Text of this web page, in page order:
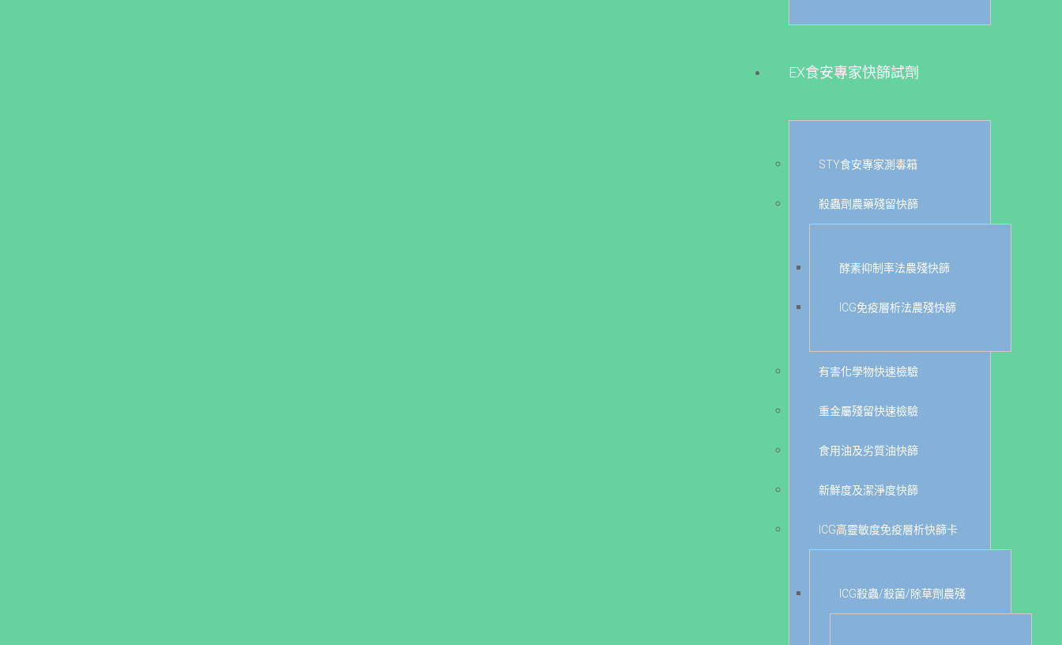
EX食安專家快篩試劑
STY食安專家測毒箱
殺蟲劑農藥殘留快篩
酵素抑制率法農殘快篩
ICG免疫層析法農殘快篩
有害化學物快速檢驗
重金屬殘留快速檢驗
食用油及劣質油快篩
新鮮度及潔淨度快篩
ICG高靈敏度免疫層析快篩卡
ICG殺蟲/殺菌/除草劑農殘